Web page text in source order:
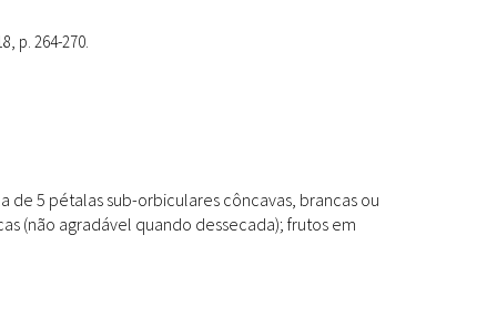
p. 264-270.
de 5 pétalas sub-orbiculares côncavas, brancas ou
(não agradável quando dessecada); frutos em